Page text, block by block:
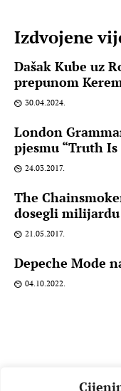
Izdvojene
Dašak Kube uz
prepunom
30.04.2024.
London
pjesmu “Truth
24.03.2017.
The
dosegli
21.05.2017.
Depeche Mode
04.10.2022.